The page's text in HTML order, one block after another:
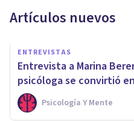
Artículos nuevos
ENTREVISTAS
Entrevista a Marina
psicóloga se convirtió
Psicología Y Mente